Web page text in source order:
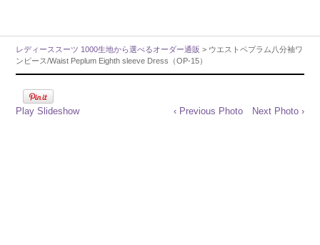
レディーススーツ 1000生地から選べるオーダー通販 > ウエストペプラム八分袖ワ
ンピース/Waist Peplum Eighth sleeve Dress（OP-15）
Play Slideshow ‹ Previous Photo Next Photo ›